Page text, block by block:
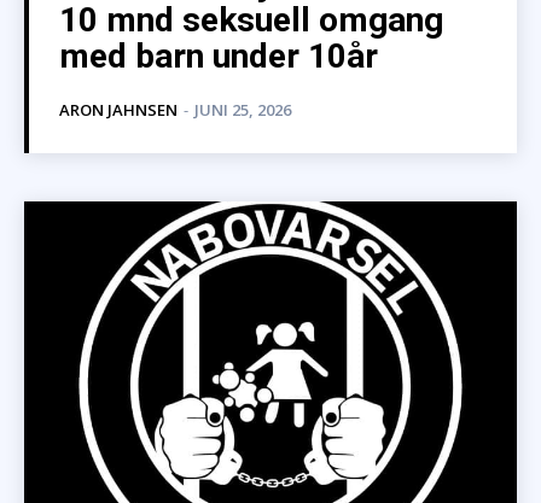
10 mnd seksuell omgang
med barn under 10år
ARON JAHNSEN - JUNI 25, 2026